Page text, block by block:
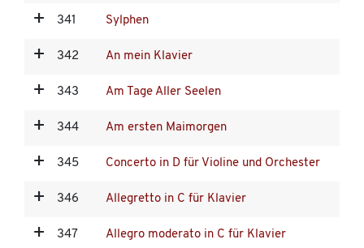
341 Sylphen
342 An mein Klavier
343 Am Tage Aller Seelen
344 Am ersten Maimorgen
345 Concerto in D für Violine und Orchester
346 Allegretto in C für Klavier
347 Allegro moderato in C für Klavier